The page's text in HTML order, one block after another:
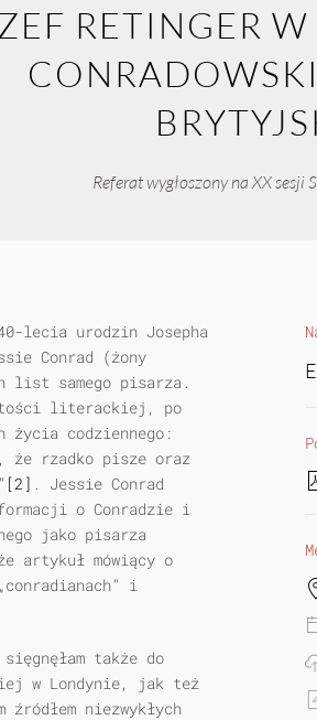
RETINGER
Referat wygłoszony na XX
lecia urodzin Josepha
Conrad (żony
list samego pisarza.
literackiej, po
życia codziennego:
że rzadko pisze oraz
[2] . Jessie Conrad
o Conradzie i
jako pisarza
artykuł mówiący o
i
także do
w Londynie, jak też
niezwykłych